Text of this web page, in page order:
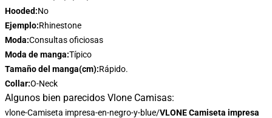
Hooded:No
Ejemplo:Rhinestone
Moda:Consultas oficiosas
Moda de manga:Típico
Tamaño del manga(cm):Rápido.
Collar:O-Neck
Algunos bien parecidos Vlone Camisas:
vlone-Camiseta impresa-en-negro-y-blue/VLONE Camiseta impresa